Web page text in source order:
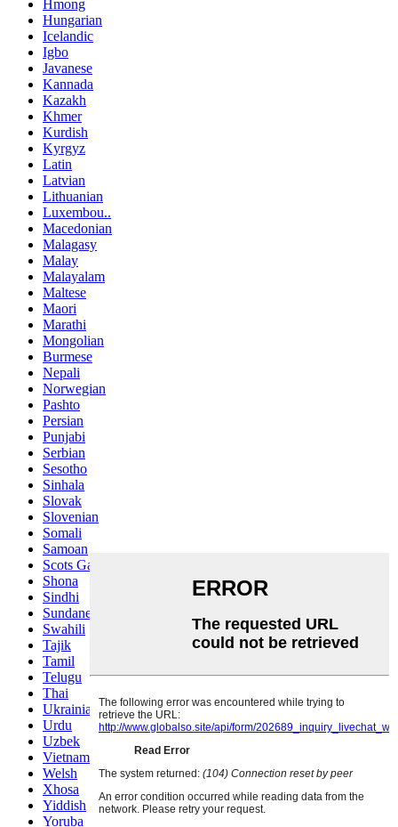
Hmong
Hungarian
Icelandic
Igbo
Javanese
Kannada
Kazakh
Khmer
Kurdish
Kyrgyz
Latin
Latvian
Lithuanian
Luxembou..
Macedonian
Malagasy
Malay
Malayalam
Maltese
Maori
Marathi
Mongolian
Burmese
Nepali
Norwegian
Pashto
Persian
Punjabi
Serbian
Sesotho
Sinhala
Slovak
Slovenian
Somali
Samoan
Scots Gaelic
Shona
Sindhi
Sundanese
Swahili
Tajik
Tamil
Telugu
Thai
Ukrainian
Urdu
Uzbek
Vietnamese
Welsh
Xhosa
Yiddish
Yoruba